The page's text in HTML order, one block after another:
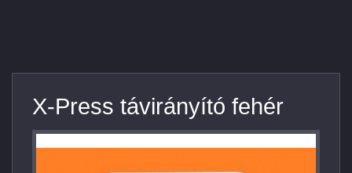
X-Press távirányító fehér